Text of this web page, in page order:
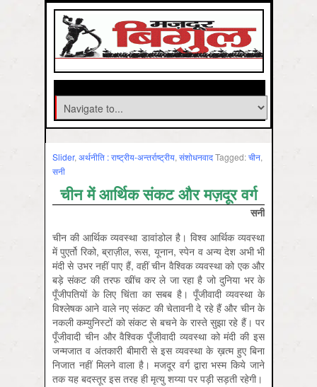
Slider, अर्थनीति : राष्‍ट्रीय-अन्‍तर्राष्‍ट्रीय, संशोधनवादTagged:चीन,
सनी
चीन में आर्थिक संकट और मज़दूर वर्ग
सनी
चीन की आर्थिक व्यवस्था डावांडोल है। विश्व आर्थिक व्यवस्था
में पुएर्तो रिको, ब्राज़ील, रूस, यूनान, स्पेन व अन्य देश अभी भी
मंदी से उभर नहीं पाए हैं, वहीं चीन वैश्विक व्यवस्था को एक और
बड़े संकट की तरफ खींच कर ले जा रहा है जो दुनिया भर के
पूँजीपतियों के लिए चिंता का सबब है। पूँजीवादी व्यवस्था के
विश्लेषक आने वाले नए संकट की चेतावनी दे रहे हैं और चीन के
नकली कम्युनिस्टों को संकट से बचने के रास्ते सुझा रहे हैं। पर
पूँजीवादी चीन और वैश्विक पूँजीवादी व्यवस्था को मंदी की इस
जन्मजात व अंतकारी बीमारी से इस व्यवस्था के ख़त्म हुए बिना
निजात नहीं मिलने वाला है। मजदूर वर्ग द्वारा भस्म किये जाने
तक यह बदस्तूर इस तरह ही मृत्यु शय्या पर पड़ी सड़ती रहेगी।